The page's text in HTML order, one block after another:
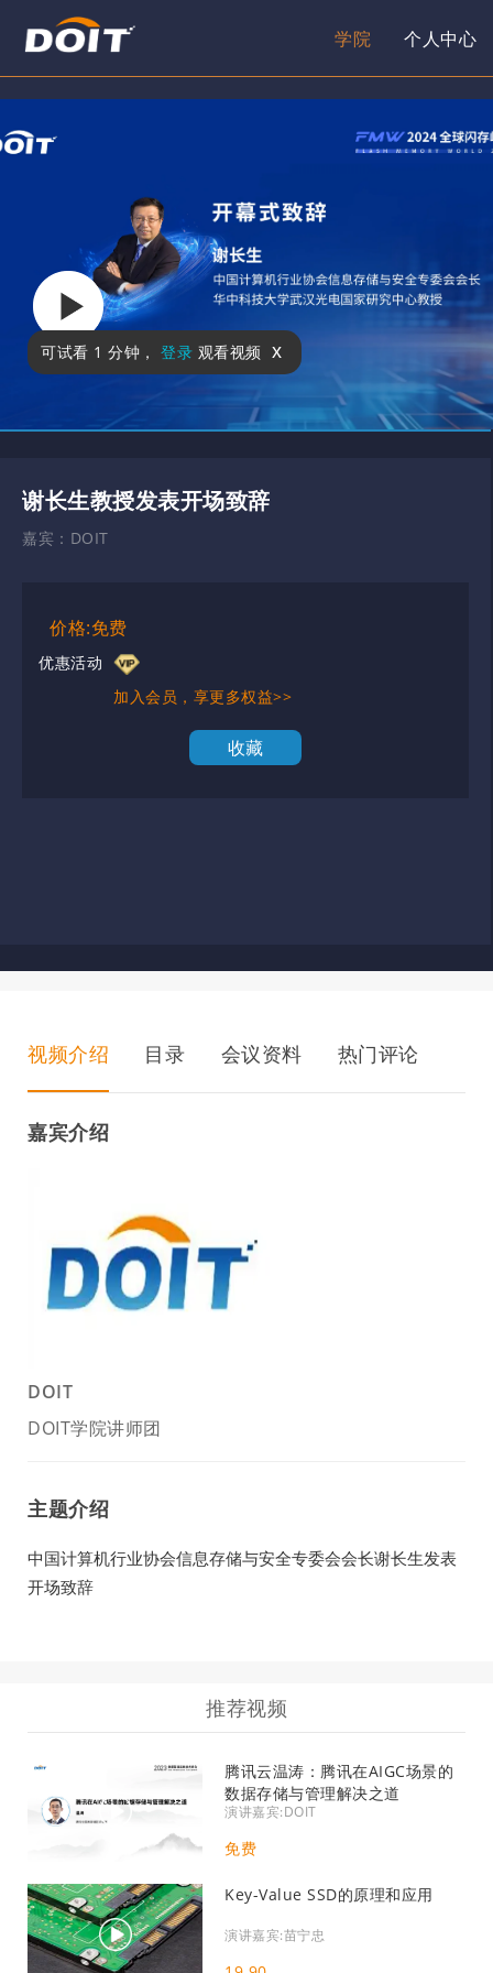
学院 个人中心
可试看 1 分钟 ， 登录 观看视频 x
谢长生教授发表开场致辞
嘉宾： DOIT
价格:免费
优惠活动
加入会员，享更多权益>>
收藏
视频介绍 目录 会议资料 热门评论
嘉宾介绍
DOIT
DOIT学院讲师团
主题介绍
中国计算机行业协会信息存储与安全专委会会长谢长生发表
开场致辞
推荐视频
腾讯云温涛：腾讯在AIGC场景的
数据存储与管理解决之道
演讲嘉宾:DOIT
免费
Key-Value SSD的原理和应用
演讲嘉宾:苗宁忠